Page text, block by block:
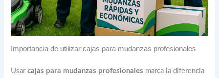
Importancia de utilizar cajas para mudanzas profesionales
Usarcajas para mudanzas profesionales marca la diferencia